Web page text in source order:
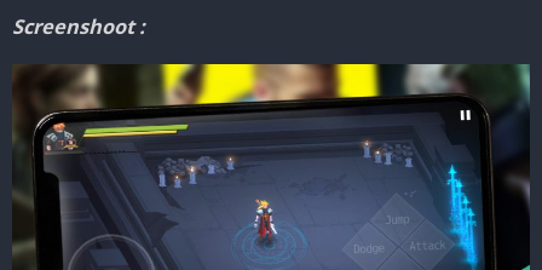
Screenshoot :